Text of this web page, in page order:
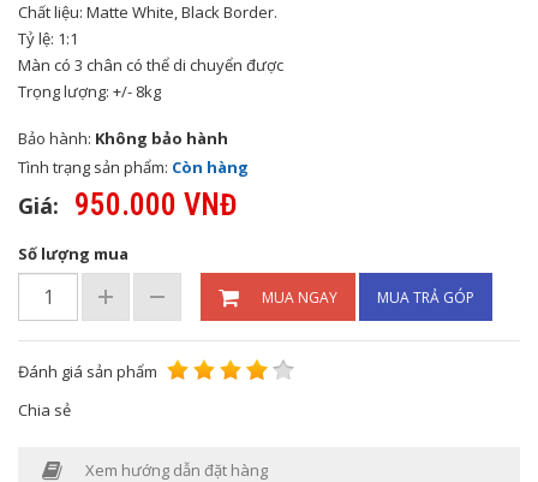
Chất liệu: Matte White, Black Border.
Tỷ lệ: 1:1
Màn có 3 chân có thể di chuyển được
Trọng lượng: +/- 8kg
Bảo hành: Không bảo hành
Tình trạng sản phẩm: Còn hàng
Giá: 950.000 VNĐ
Số lượng mua
MUA NGAY MUA TRẢ GÓP
Đánh giá sản phẩm
Chia sẻ
Xem hướng dẫn đặt hàng